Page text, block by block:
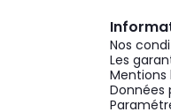
Nos
Les
Mentions
Données